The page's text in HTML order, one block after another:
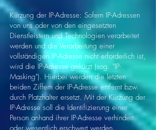
Kürzung der IP-Adresse: Sofern IP-Adressen
von uns oder von den eingesetzten
Dienstleistern und Technologien verarbeitet
werden und die Verarbeitung einer
vollständigen IP-Adresse nicht erforderlich ist,
wird die IP-Adresse gekürzt (sog. "IP-
Masking"). Hierbei werden die letzten
beiden Ziffern der IP-Adresse entfernt bzw.
durch Platzhalter ersetzt. Mit der Kürzung der
IP-Adresse soll die Identifizierung einer
Person anhand ihrer IP-Adresse verhindert
oder wesentlich erschwert werden.